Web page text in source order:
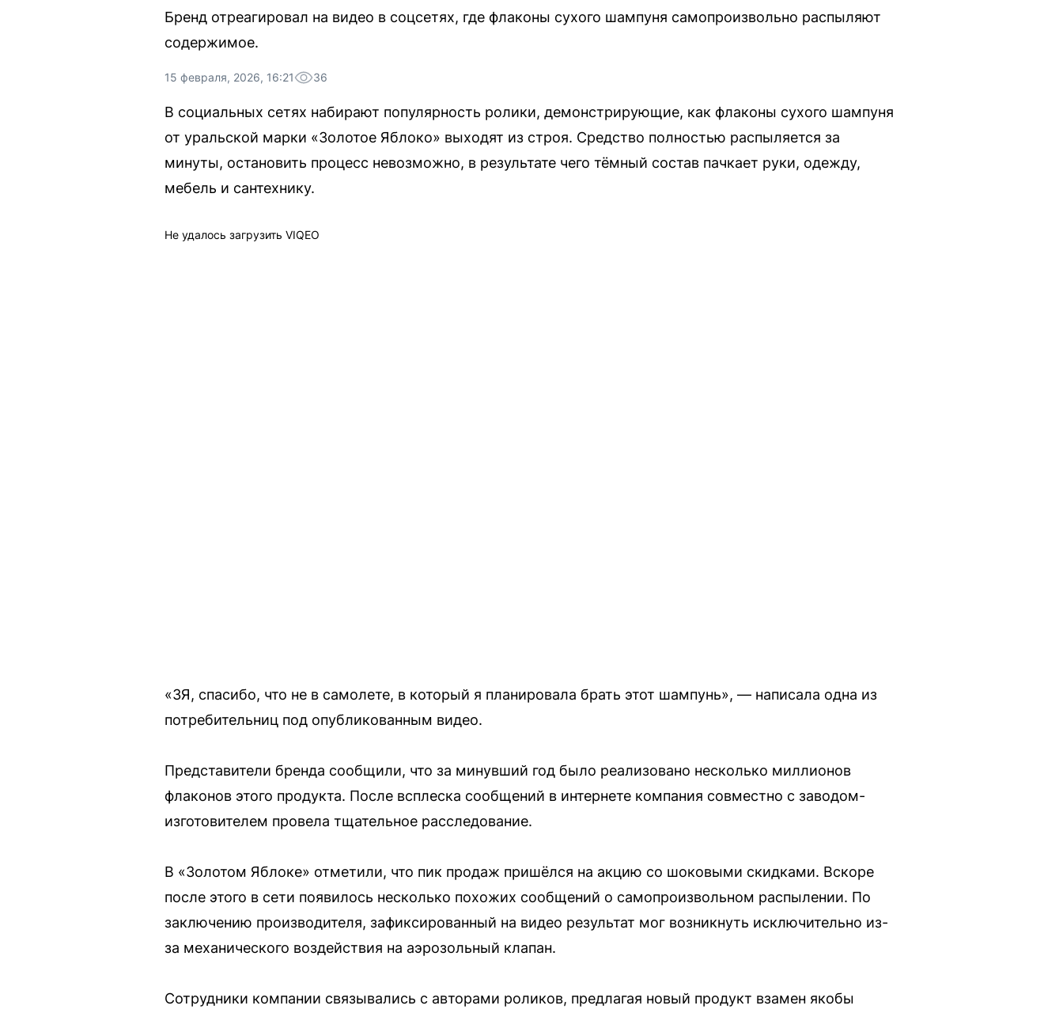
Бренд отреагировал на видео в соцсетях, где флаконы сухого шампуня самопроизвольно распыляют
содержимое.
15 февраля, 2026, 16:21 36
В социальных сетях набирают популярность ролики, демонстрирующие, как флаконы сухого шампуня
от уральской марки «Золотое Яблоко» выходят из строя. Средство полностью распыляется за
минуты, остановить процесс невозможно, в результате чего тёмный состав пачкает руки, одежду,
мебель и сантехнику.
Не удалось загрузить VIQEO
«ЗЯ, спасибо, что не в самолете, в который я планировала брать этот шампунь», — написала одна из
потребительниц под опубликованным видео.
Представители бренда сообщили, что за минувший год было реализовано несколько миллионов
флаконов этого продукта. После всплеска сообщений в интернете компания совместно с заводом-
изготовителем провела тщательное расследование.
В «Золотом Яблоке» отметили, что пик продаж пришёлся на акцию со шоковыми скидками. Вскоре
после этого в сети появилось несколько похожих сообщений о самопроизвольном распылении. По
заключению производителя, зафиксированный на видео результат мог возникнуть исключительно из-
за механического воздействия на аэрозольный клапан.
Сотрудники компании связывались с авторами роликов, предлагая новый продукт взамен якобы